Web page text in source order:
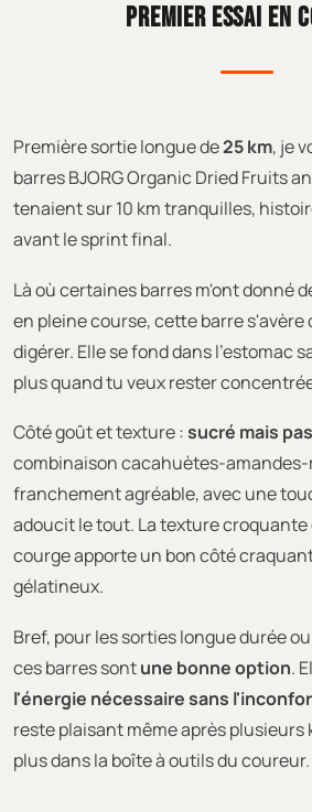
PREMIER ESSAI EN
Première sortie longue de25 km, je
barres BJORG Organic Dried Fruits
tenaient sur 10 km tranquilles,
avant le sprint final.
Là où certaines barres m'ont donné
en pleine course, cette barre
digérer. Elle se fond dans l'estomac
plus quand tu veux rester
Côté goût et texture :sucré mais
combinaison cacahuètes-
franchement agréable, avec une
adoucit le tout. La texture croquante
courge apporte un bon côté
gélatineux.
Bref, pour les sorties longue durée
ces barres sontune bonne option.
l'énergie nécessaire sans
reste plaisant même après plusieurs
plus dans la boîte à outils du coureur.